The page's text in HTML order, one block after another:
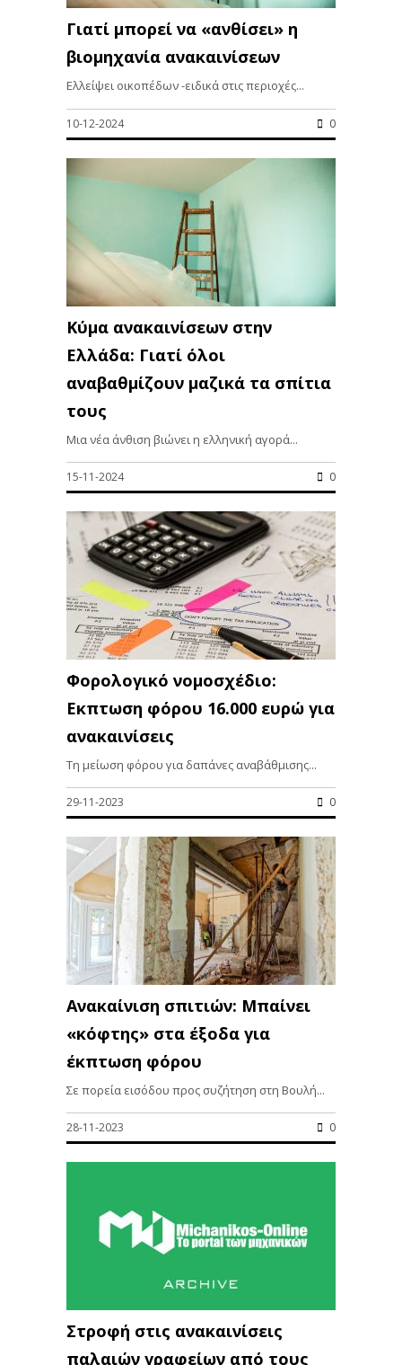
Γιατί μπορεί να «ανθίσει» η
βιομηχανία ανακαινίσεων
Ελλείψει οικοπέδων -ειδικά στις περιοχές...
10-12-2024 0
Κύμα ανακαινίσεων στην
Ελλάδα: Γιατί όλοι
αναβαθμίζουν μαζικά τα σπίτια
τους
Μια νέα άνθιση βιώνει η ελληνική αγορά...
15-11-2024 0
Φορολογικό νομοσχέδιο:
Εκπτωση φόρου 16.000 ευρώ για
ανακαινίσεις
Τη μείωση φόρου για δαπάνες αναβάθμισης...
29-11-2023 0
Ανακαίνιση σπιτιών: Μπαίνει
«κόφτης» στα έξοδα για
έκπτωση φόρου
Σε πορεία εισόδου προς συζήτηση στη Βουλή...
28-11-2023 0
Στροφή στις ανακαινίσεις
παλαιών γραφείων από τους